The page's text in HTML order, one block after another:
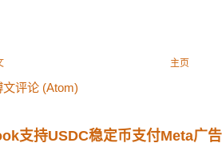
主页
文评论 (Atom)
支持USDC稳定币支付Meta广